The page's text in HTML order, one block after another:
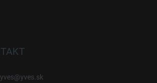
yves@yves.sk